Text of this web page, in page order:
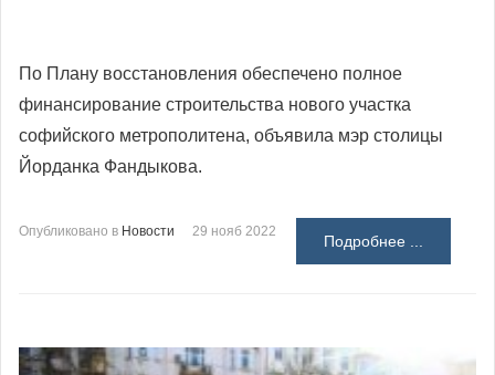
По Плану восстановления обеспечено полное
финансирование строительства нового участка
софийского метрополитена, объявила мэр столицы
Йорданка Фандыкова.
Опубликовано в Новости 29 нояб 2022
Подробнее ...